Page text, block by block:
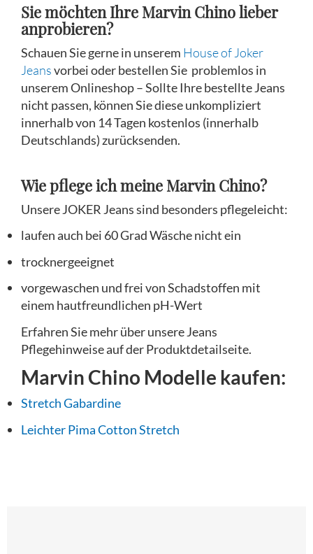
Sie möchten Ihre Marvin Chino lieber
anprobieren?
Schauen Sie gerne in unserem House of Joker
Jeansvorbei oder bestellen Sie problemlos in
unserem Onlineshop – Sollte Ihre bestellte Jeans
nicht passen, können Sie diese unkompliziert
innerhalb von 14 Tagen kostenlos (innerhalb
Deutschlands) zurücksenden.
Wie pflege ich meine Marvin Chino?
Unsere JOKER Jeans sind besonders pflegeleicht:
laufen auch bei 60 Grad Wäsche nicht ein
trocknergeeignet
vorgewaschen und frei von Schadstoffen mit
einem hautfreundlichen pH-Wert
Erfahren Sie mehr über unsere Jeans
Pflegehinweise auf der Produktdetailseite.
Marvin Chino Modelle kaufen:
Stretch Gabardine
Leichter Pima Cotton Stretch